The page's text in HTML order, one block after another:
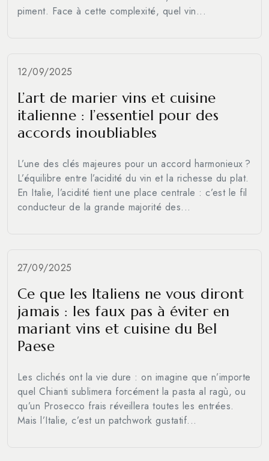
piment. Face à cette complexité, quel vin...
12/09/2025
L’art de marier vins et cuisine
italienne : l’essentiel pour des
accords inoubliables
L’une des clés majeures pour un accord harmonieux ?
L’équilibre entre l’acidité du vin et la richesse du plat.
En Italie, l’acidité tient une place centrale : c’est le fil
conducteur de la grande majorité des...
27/09/2025
Ce que les Italiens ne vous diront
jamais : les faux pas à éviter en
mariant vins et cuisine du Bel
Paese
Les clichés ont la vie dure : on imagine que n’importe
quel Chianti sublimera forcément la pasta al ragù, ou
qu’un Prosecco frais réveillera toutes les entrées.
Mais l’Italie, c’est un patchwork gustatif...